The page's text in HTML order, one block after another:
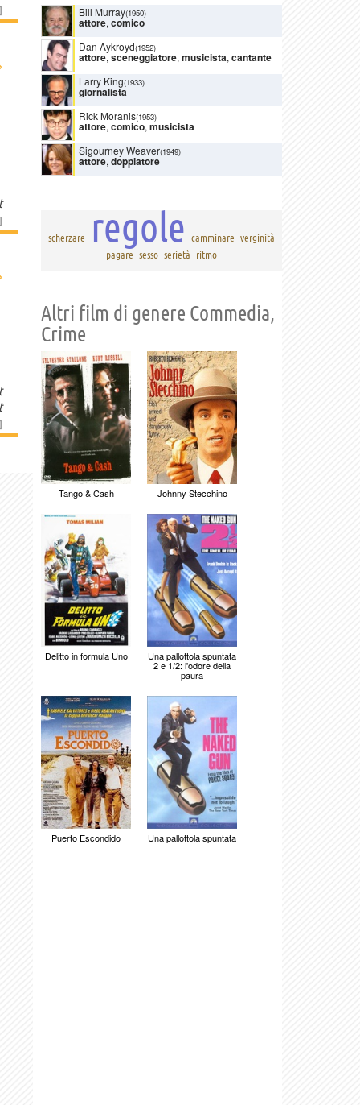
]
]
]
Bill Murray(1950)
attore, comico
Dan Aykroyd(1952)
attore,sceneggiatore, musicista, cantante
Larry King(1933)
giornalista
Rick Moranis(1953)
attore, comico, musicista
Sigourney Weaver(1949)
attore, doppiatore
scherzare regole camminare verginità
pagare sesso serietà ritmo
Altri film di genere Commedia,
Crime
Tango & Cash Johnny Stecchino
Delitto in formula Uno Una pallottola spuntata
2 e 1/2: l'odore della
paura
Puerto Escondido Una pallottola spuntata